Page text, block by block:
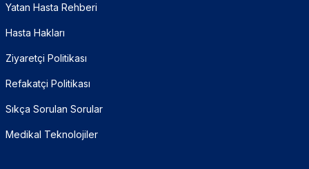
Yatan Hasta Rehberi
Hasta Hakları
Ziyaretçi Politikası
Refakatçi Politikası
Sıkça Sorulan Sorular
Medikal Teknolojiler